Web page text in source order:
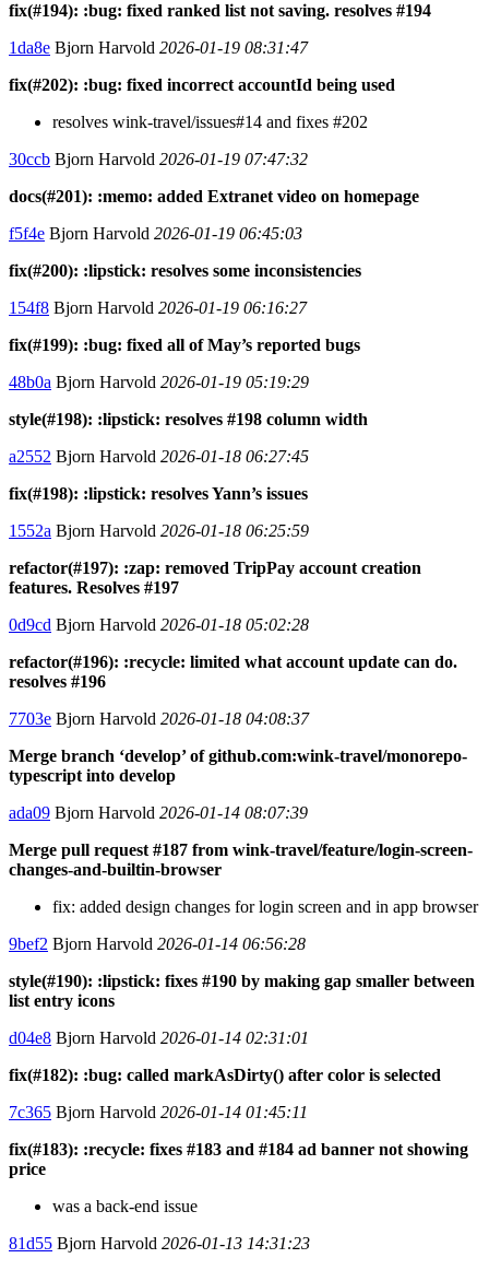
fix(#194): :bug: fixed ranked list not saving. resolves #194
1da8e Bjorn Harvold 2026-01-19 08:31:47
fix(#202): :bug: fixed incorrect accountId being used
resolves wink-travel/issues#14 and fixes #202
30ccb Bjorn Harvold 2026-01-19 07:47:32
docs(#201): :memo: added Extranet video on homepage
f5f4e Bjorn Harvold 2026-01-19 06:45:03
fix(#200): :lipstick: resolves some inconsistencies
154f8 Bjorn Harvold 2026-01-19 06:16:27
fix(#199): :bug: fixed all of May’s reported bugs
48b0a Bjorn Harvold 2026-01-19 05:19:29
style(#198): :lipstick: resolves #198 column width
a2552 Bjorn Harvold 2026-01-18 06:27:45
fix(#198): :lipstick: resolves Yann’s issues
1552a Bjorn Harvold 2026-01-18 06:25:59
refactor(#197): :zap: removed TripPay account creation
features. Resolves #197
0d9cd Bjorn Harvold 2026-01-18 05:02:28
refactor(#196): :recycle: limited what account update can do.
resolves #196
7703e Bjorn Harvold 2026-01-18 04:08:37
Merge branch ‘develop’ of github.com:wink-travel/monorepo-
typescript into develop
ada09 Bjorn Harvold 2026-01-14 08:07:39
Merge pull request #187 from wink-travel/feature/login-screen-
changes-and-builtin-browser
fix: added design changes for login screen and in app browser
9bef2 Bjorn Harvold 2026-01-14 06:56:28
style(#190): :lipstick: fixes #190 by making gap smaller between
list entry icons
d04e8 Bjorn Harvold 2026-01-14 02:31:01
fix(#182): :bug: called markAsDirty() after color is selected
7c365 Bjorn Harvold 2026-01-14 01:45:11
fix(#183): :recycle: fixes #183 and #184 ad banner not showing
price
was a back-end issue
81d55 Bjorn Harvold 2026-01-13 14:31:23